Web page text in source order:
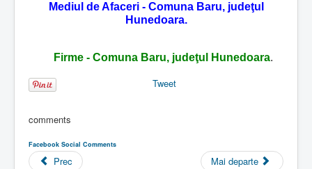
evaluațiMediul de Afaceri - Comuna Baru, judeţul
Hunedoara.
Firme - Comuna Baru, judeţul Hunedoara.
Tweet
comments
Facebook Social Comments
Prec Mai departe